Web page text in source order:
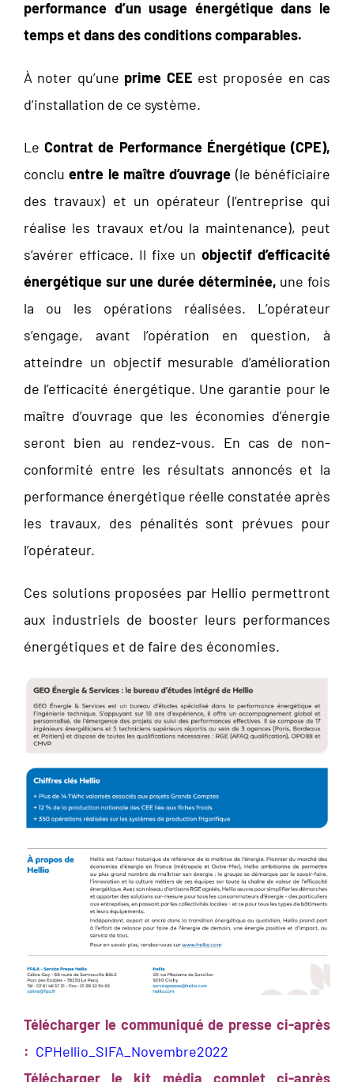
performance d’un usage énergétique dans le
temps et dans des conditions comparables.
À noter qu’une prime CEE est proposée en cas
d’installation de ce système.
LeContrat de Performance Énergétique (CPE),
concluentre le maître d’ouvrage (le bénéficiaire
des travaux) et un opérateur (l’entreprise qui
réalise les travaux et/ou la maintenance), peut
s’avérer efficace. Il fixe unobjectif d’efficacité
énergétique sur une durée déterminée, une fois
la ou les opérations réalisées. L’opérateur
s’engage, avant l’opération en question, à
atteindre un objectif mesurable d’amélioration
de l’efficacité énergétique. Une garantie pour le
maître d’ouvrage que les économies d’énergie
seront bien au rendez-vous. En cas de non-
conformité entre les résultats annoncés et la
performance énergétique réelle constatée après
les travaux, des pénalités sont prévues pour
l’opérateur.
Ces solutions proposées par Hellio permettront
aux industriels de booster leurs performances
énergétiques et de faire des économies.
Télécharger le communiqué de presse ci-après
: CPHellio_SIFA_Novembre2022
Télécharger le kit média complet ci-après